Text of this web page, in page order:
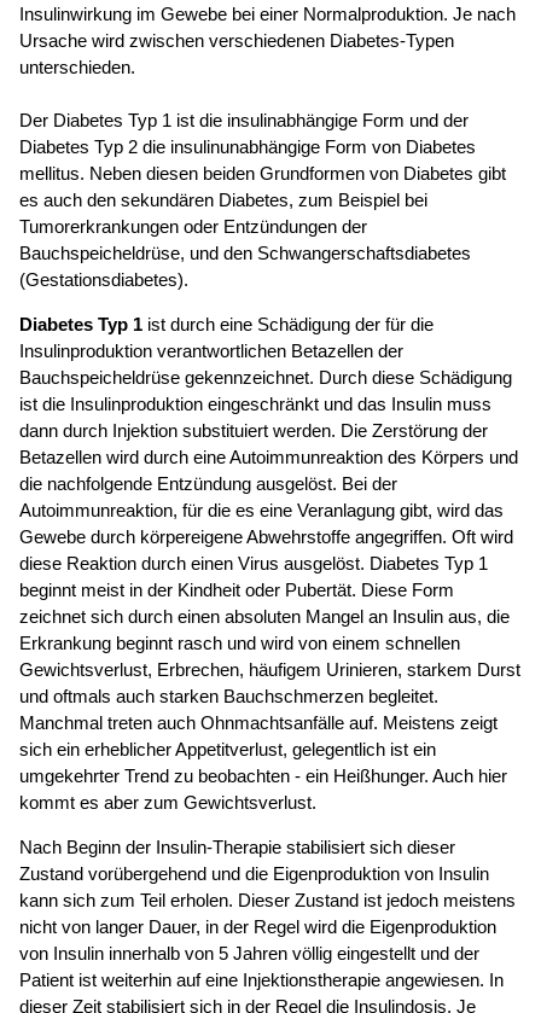
Insulinwirkung im Gewebe bei einer Normalproduktion. Je nach
Ursache wird zwischen verschiedenen Diabetes-Typen
unterschieden.
Der Diabetes Typ 1 ist die insulinabhängige Form und der
Diabetes Typ 2 die insulinunabhängige Form von Diabetes
mellitus. Neben diesen beiden Grundformen von Diabetes gibt
es auch den sekundären Diabetes, zum Beispiel bei
Tumorerkrankungen oder Entzündungen der
Bauchspeicheldrüse, und den Schwangerschaftsdiabetes
(Gestationsdiabetes).
Diabetes Typ 1 ist durch eine Schädigung der für die
Insulinproduktion verantwortlichen Betazellen der
Bauchspeicheldrüse gekennzeichnet. Durch diese Schädigung
ist die Insulinproduktion eingeschränkt und das Insulin muss
dann durch Injektion substituiert werden. Die Zerstörung der
Betazellen wird durch eine Autoimmunreaktion des Körpers und
die nachfolgende Entzündung ausgelöst. Bei der
Autoimmunreaktion, für die es eine Veranlagung gibt, wird das
Gewebe durch körpereigene Abwehrstoffe angegriffen. Oft wird
diese Reaktion durch einen Virus ausgelöst. Diabetes Typ 1
beginnt meist in der Kindheit oder Pubertät. Diese Form
zeichnet sich durch einen absoluten Mangel an Insulin aus, die
Erkrankung beginnt rasch und wird von einem schnellen
Gewichtsverlust, Erbrechen, häufigem Urinieren, starkem Durst
und oftmals auch starken Bauchschmerzen begleitet.
Manchmal treten auch Ohnmachtsanfälle auf. Meistens zeigt
sich ein erheblicher Appetitverlust, gelegentlich ist ein
umgekehrter Trend zu beobachten - ein Heißhunger. Auch hier
kommt es aber zum Gewichtsverlust.
Nach Beginn der Insulin-Therapie stabilisiert sich dieser
Zustand vorübergehend und die Eigenproduktion von Insulin
kann sich zum Teil erholen. Dieser Zustand ist jedoch meistens
nicht von langer Dauer, in der Regel wird die Eigenproduktion
von Insulin innerhalb von 5 Jahren völlig eingestellt und der
Patient ist weiterhin auf eine Injektionstherapie angewiesen. In
dieser Zeit stabilisiert sich in der Regel die Insulindosis. Je